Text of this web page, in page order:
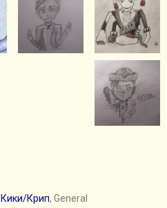
Кики/Крип, General